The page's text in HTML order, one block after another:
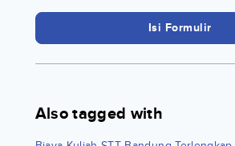
Isi Formulir
Also tagged with